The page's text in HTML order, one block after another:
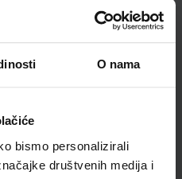
O nama
bismo personalizirali
društvenih medija i
škole
Gracin Tanja Soucie
ministarstva:6553-DOM3